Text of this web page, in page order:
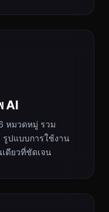
AI
หมวดหมู่ รวม
รูปแบบการใช้งาน
ดียวที่ชัดเจน